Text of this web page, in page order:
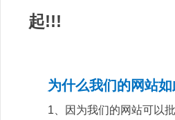
起!!!
为什么我们的网站如
1、因为我们的网站可以